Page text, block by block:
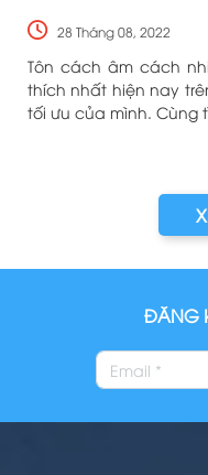
28 Tháng 08, 2022
Tôn cách âm cách
thích nhất hiện nay
tối ưu của mình. Cùng
ĐĂNG